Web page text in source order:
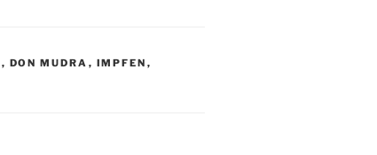
, DON MUDRA , IMPFEN ,